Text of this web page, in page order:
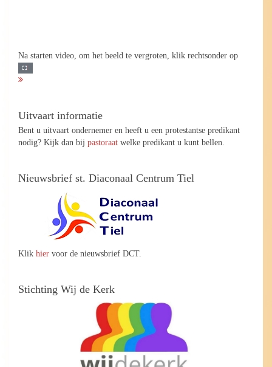
Na starten video, om het beeld te vergroten, klik rechtsonder op
Uitvaart informatie
Bent u uitvaart ondernemer en heeft u een protestantse predikant
nodig? Kijk dan bij pastoraat welke predikant u kunt bellen.
Nieuwsbrief st. Diaconaal Centrum Tiel
Klik hier voor de nieuwsbrief DCT.
Stichting Wij de Kerk